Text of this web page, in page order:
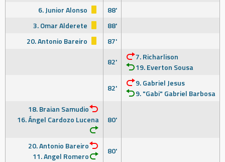
6. Junior Alonso
88'
3. Omar Alderete
88'
20. Antonio Bareiro
87'
82'
7. Richarlison
19. Everton Sousa
82'
9. Gabriel Jesus
9. "Gabi" Gabriel Barbosa
18. Braian Samudio
16. Ángel Cardozo Lucena
80'
20. Antonio Bareiro
11. Angel Romero
80'